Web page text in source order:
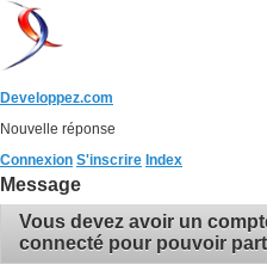
Developpez.com
Nouvelle réponse
Connexion S'inscrire Index
Message
Vous devez avoir un
connecté pour pouvoir